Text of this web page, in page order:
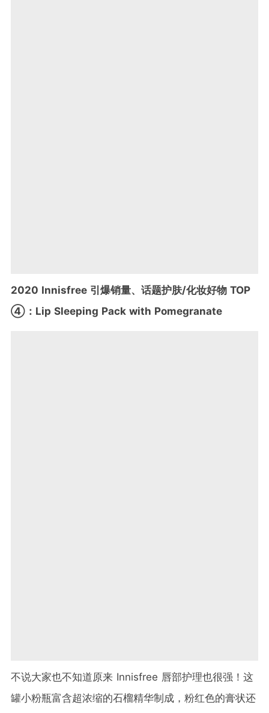
2020 Innisfree 引爆销量、话题护肤/化妆好物 TOP
④：Lip Sleeping Pack with Pomegranate
不说大家也不知道原来 Innisfree 唇部护理也很强！这
罐小粉瓶富含超浓缩的石榴精华制成，粉红色的膏状还